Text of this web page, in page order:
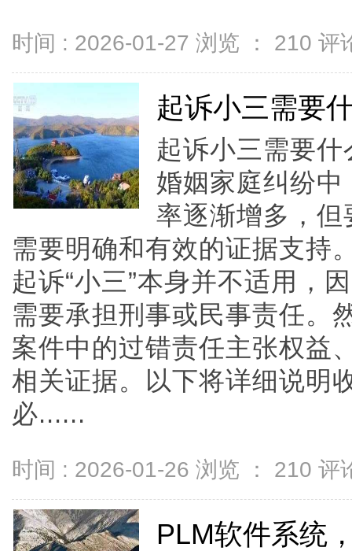
时间 : 2026-01-27 浏览 ： 210 评
起诉小三需要
起诉小三需要
婚姻家庭纠纷
率逐渐增多，
需要明确和有效的证据支持
起诉“小三”本身并不适用，
需要承担刑事或民事责任。
案件中的过错责任主张权益
相关证据。以下将详细说明
必......
时间 : 2026-01-26 浏览 ： 210 评
PLM软件系统